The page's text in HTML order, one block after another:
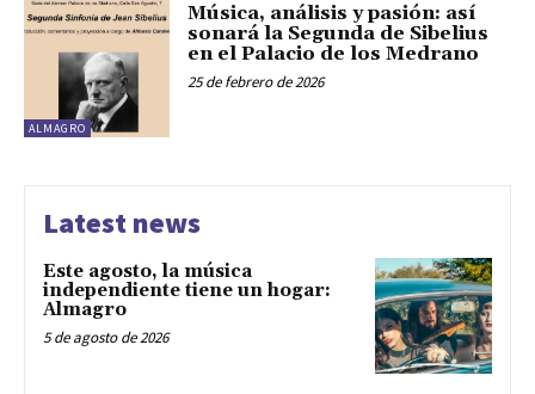
ALMAGRO
Música, análisis y pasión: así
sonará la Segunda de Sibelius
en el Palacio de los Medrano
25 de febrero de 2026
Latest news
Este agosto, la música
independiente tiene un hogar:
Almagro
5 de agosto de 2026